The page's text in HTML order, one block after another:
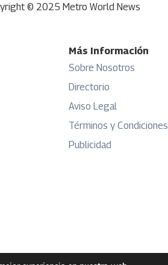
© 2025 Metro World News
Más Información
Sobre Nosotros
Directorio
Aviso Legal
Términos y Condiciones
Publicidad